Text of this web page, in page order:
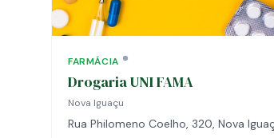
FARMÁCIA
Drogaria UNI FAMA
Nova Iguaçu
Rua Philomeno Coelho, 320, Nova